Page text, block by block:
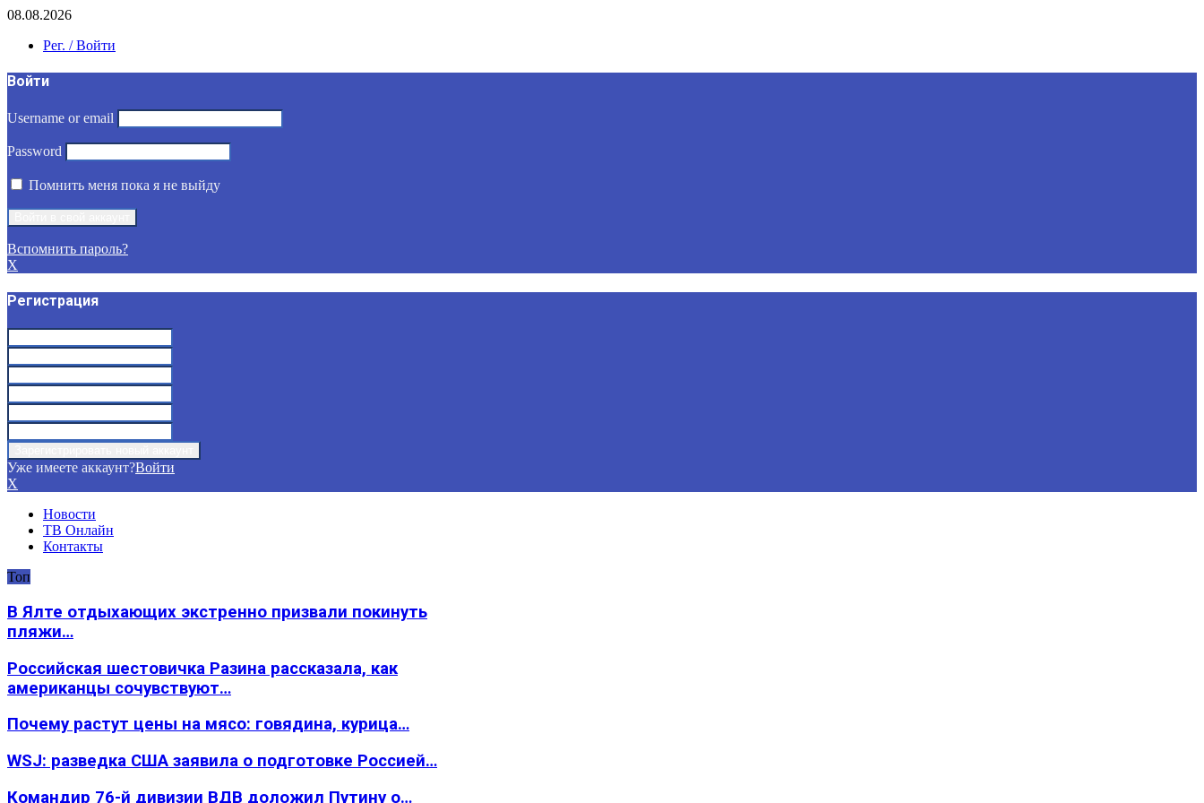
08.08.2026
Рег. / Войти
Войти
Username or email
Password
Помнить меня пока я не выйду
Вспомнить пароль?
X
Регистрация
Уже имеете аккаунт?Войти
X
Новости
ТВ Онлайн
Контакты
Топ
В Ялте отдыхающих экстренно призвали покинуть
пляжи…
Российская шестовичка Разина рассказала, как
американцы сочувствуют…
Почему растут цены на мясо: говядина, курица…
WSJ: разведка США заявила о подготовке Россией…
Командир 76-й дивизии ВДВ доложил Путину о…